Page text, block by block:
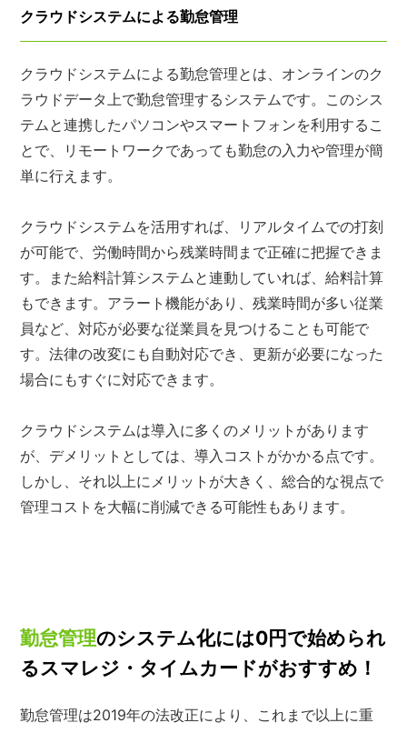
クラウドシステムによる勤怠管理
クラウドシステムによる勤怠管理とは、オンラインのク
ラウドデータ上で勤怠管理するシステムです。このシス
テムと連携したパソコンやスマートフォンを利用するこ
とで、リモートワークであっても勤怠の入力や管理が簡
単に行えます。
クラウドシステムを活用すれば、リアルタイムでの打刻
が可能で、労働時間から残業時間まで正確に把握できま
す。また給料計算システムと連動していれば、給料計算
もできます。アラート機能があり、残業時間が多い従業
員など、対応が必要な従業員を見つけることも可能で
す。法律の改変にも自動対応でき、更新が必要になった
場合にもすぐに対応できます。
クラウドシステムは導入に多くのメリットがあります
が、デメリットとしては、導入コストがかかる点です。
しかし、それ以上にメリットが大きく、総合的な視点で
管理コストを大幅に削減できる可能性もあります。
勤怠管理のシステム化には0円で始められ
るスマレジ・タイムカードがおすすめ！
勤怠管理は2019年の法改正により、これまで以上に重